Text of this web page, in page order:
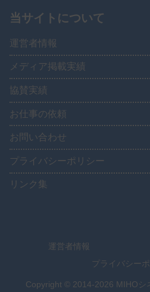
当サイトについて
運営者情報
メディア掲載実績
協賛実績
お仕事の依頼
お問い合わせ
プライバシーポリシー
リンク集
運営者情報
プライバシー
Copyright © 2014-2026 MIHOシ